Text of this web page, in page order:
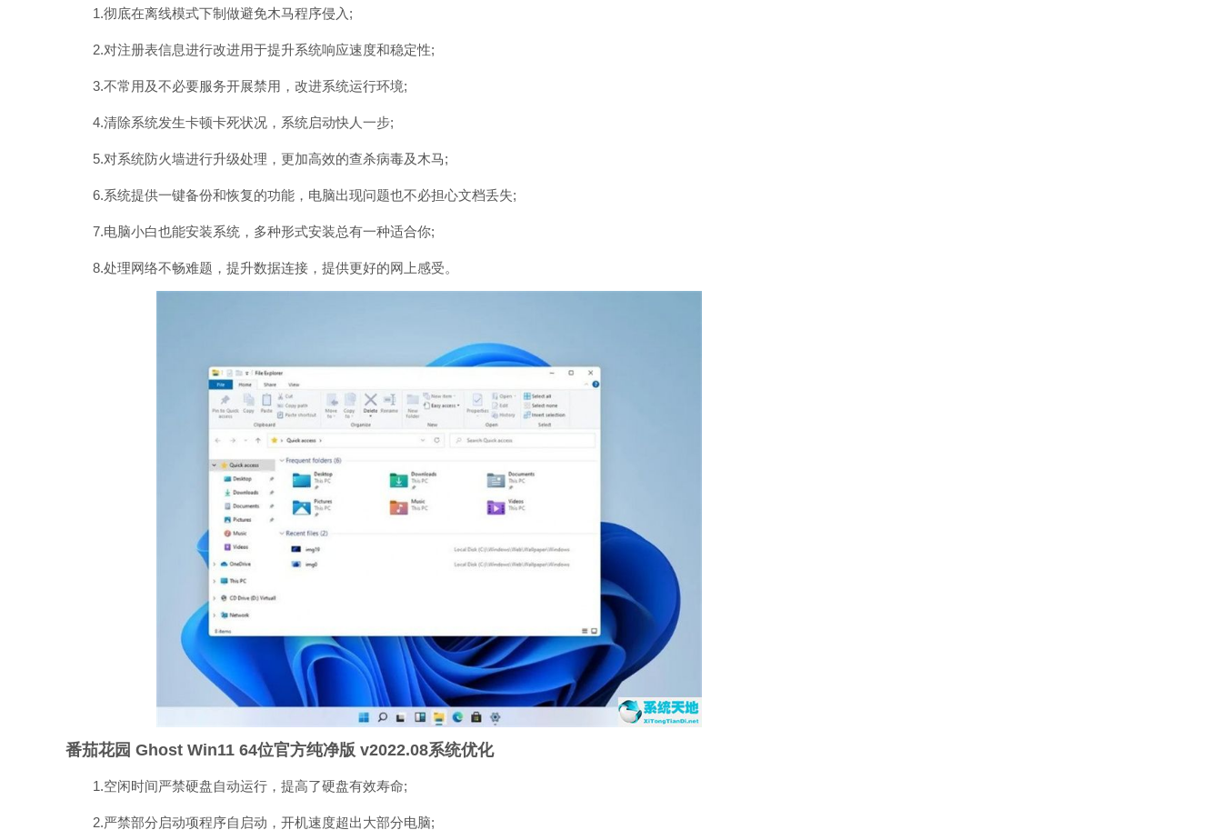
1.彻底在离线模式下制做避免木马程序侵入;
2.对注册表信息进行改进用于提升系统响应速度和稳定性;
3.不常用及不必要服务开展禁用，改进系统运行环境;
4.清除系统发生卡顿卡死状况，系统启动快人一步;
5.对系统防火墙进行升级处理，更加高效的查杀病毒及木马;
6.系统提供一键备份和恢复的功能，电脑出现问题也不必担心文档丢失;
7.电脑小白也能安装系统，多种形式安装总有一种适合你;
8.处理网络不畅难题，提升数据连接，提供更好的网上感受。
番茄花园 Ghost Win11 64位官方纯净版 v2022.08系统优化
1.空闲时间严禁硬盘自动运行，提高了硬盘有效寿命;
2.严禁部分启动项程序自启动，开机速度超出大部分电脑;